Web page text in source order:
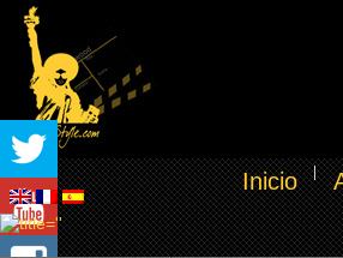
Inicio